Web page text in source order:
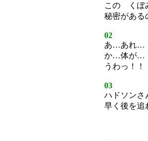
この くぼ
秘密があ
02
あ…あれ…
か…体が…
うわっ！！
03
ハドソン
早く後を追